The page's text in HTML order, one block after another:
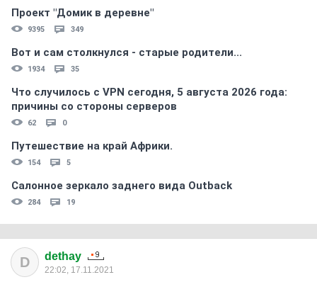
Проект "Домик в деревне"
9395 349
Вот и сам столкнулся - старые родители...
1934 35
Что случилось с VPN сегодня, 5 августа 2026 года:
причины со стороны серверов
62 0
Путешествие на край Африки.
154 5
Салонное зеркало заднего вида Outback
284 19
D dethay
22:02, 17.11.2021